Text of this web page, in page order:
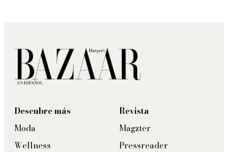
Descubre más
Moda
Wellness
Revista
Magzter
Pressreader